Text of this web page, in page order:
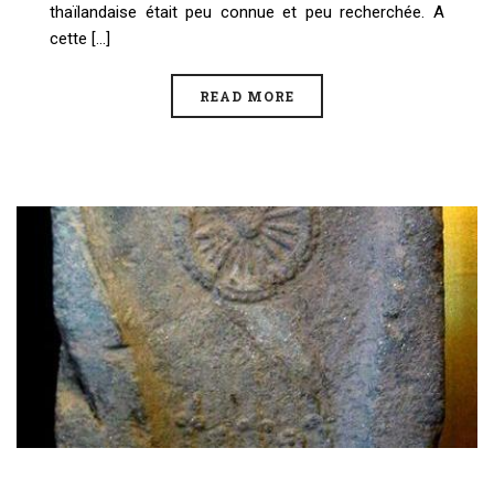
thaïlandaise était peu connue et peu recherchée. A
cette [...]
READ MORE